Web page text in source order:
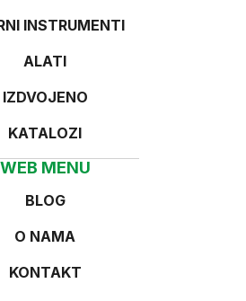
INSTRUMENTI
ALATI
IZDVOJENO
KATALOZI
WEB MENU
BLOG
O NAMA
KONTAKT